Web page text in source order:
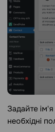
Задайте
необхідні